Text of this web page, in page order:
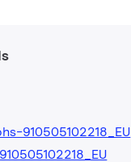
910505102218_EU